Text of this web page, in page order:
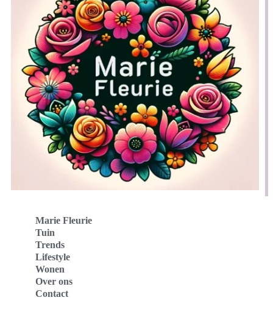
Marie Fleurie
Tuin
Trends
Lifestyle
Wonen
Over ons
Contact